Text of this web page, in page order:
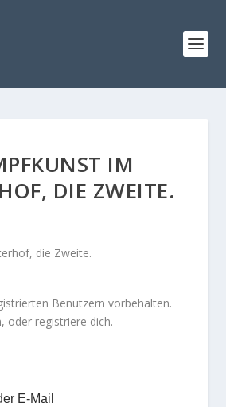
IM
DIE ZWEITE.
Benutzern vorbehalten.
oder registriere dich.
E-Mail